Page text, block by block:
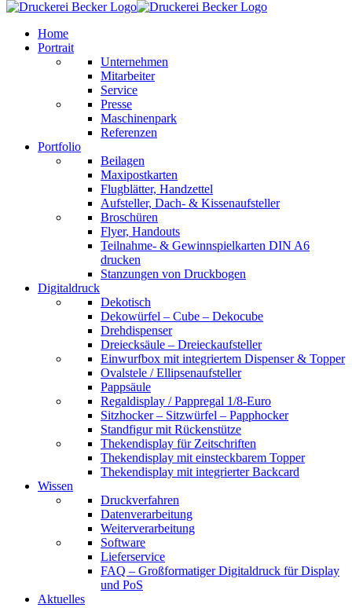
Home
Portrait
Unternehmen
Mitarbeiter
Service
Presse
Maschinenpark
Referenzen
Portfolio
Beilagen
Maxipostkarten
Flugblätter, Handzettel
Aufsteller, Dach- & Kissenaufsteller
Broschüren
Flyer, Handouts
Teilnahme- & Gewinnspielkarten DIN A6
drucken
Stanzungen von Druckbogen
Digitaldruck
Dekotisch
Dekowürfel – Cube – Dekocube
Drehdispenser
Dreiecksäule – Dreieckaufsteller
Einwurfbox mit integriertem Dispenser & Topper
Ovalstele / Ellipsenaufsteller
Pappsäule
Regaldisplay / Pappregal 1/8-Euro
Sitzhocker – Sitzwürfel – Papphocker
Standfigur mit Rückenstütze
Thekendisplay für Zeitschriften
Thekendisplay mit einsteckbarem Topper
Thekendisplay mit integrierter Backcard
Wissen
Druckverfahren
Datenverarbeitung
Weiterverarbeitung
Software
Lieferservice
FAQ – Großformatiger Digitaldruck für Display
und PoS
Aktuelles